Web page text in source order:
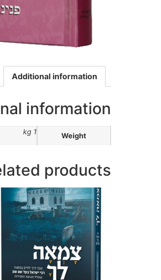
Additional information
information
Weight
1 kg
products